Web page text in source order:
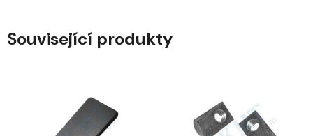
Související produkty